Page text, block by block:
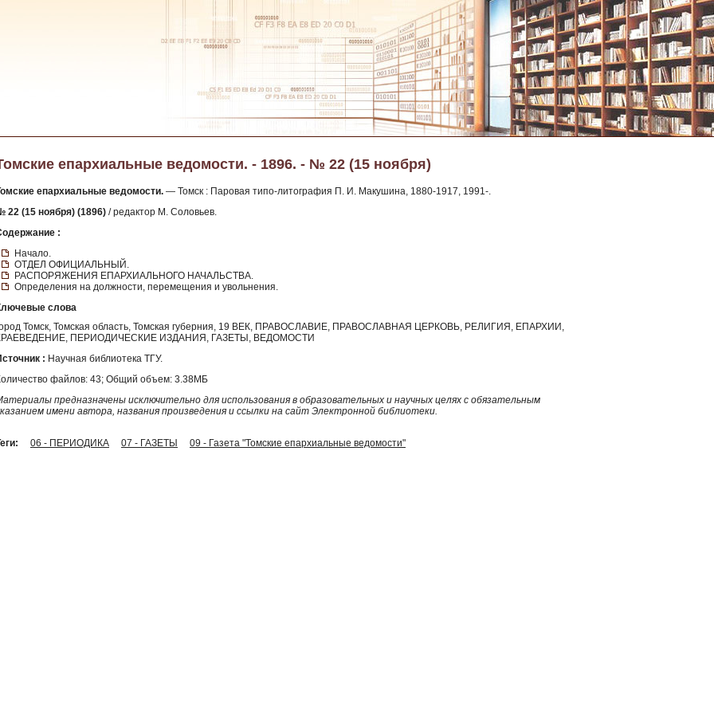
епархиальные ведомости. - 1896. - № 22 (15 ноября)
епархиальные ведомости. — Томск : Паровая типо-литография П. И. Макушина, 1880-1917, 1991-.
22 (15 ноября) (1896) / редактор М. Соловьев.
:
Начало.
ОТДЕЛ ОФИЦИАЛЬНЫЙ.
РАСПОРЯЖЕНИЯ ЕПАРХИАЛЬНОГО НАЧАЛЬСТВА.
Определения на должности, перемещения и увольнения.
слова
Томск, Томская область, Томская губерния, 19 ВЕК, ПРАВОСЛАВИЕ, ПРАВОСЛАВНАЯ ЦЕРКОВЬ, РЕЛИГИЯ, ЕПАРХИИ,
ПЕРИОДИЧЕСКИЕ ИЗДАНИЯ, ГАЗЕТЫ, ВЕДОМОСТИ
: Научная библиотека ТГУ.
файлов: 43; Общий объем: 3.38МБ
предназначены исключительно для использования в образовательных и научных целях с обязательным
имени автора, названия произведения и ссылки на сайт Электронной библиотеки.
06 - ПЕРИОДИКА 07 - ГАЗЕТЫ 09 - Газета "Томские епархиальные ведомости"